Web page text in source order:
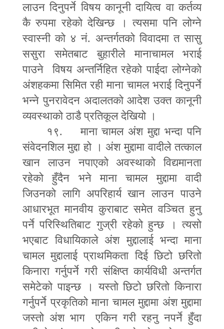
लाउन दिनुपर्ने विषय कानूनी दायित्व वा कर्तव्य
कै रुपमा रहेको देखिन्छ । त्यसमा पनि लोग्ने
स्वास्नी को ४ नं. अन्तर्गतको विवादमा त सासु
ससुरा समेतबाट बुहारीले मानाचामल भराई
पाउने विषय अन्तर्निहित रहेको पाईदा लोग्नेको
अंशहकमा सिमित रही माना चामल भराई दिनुपर्ने
भन्ने पुनरावेदन अदालतको आदेश उक्त कानूनी
व्यवस्थाको ठाडै प्रतिकूल देखियो ।
१९. माना चामल अंश मुद्दा भन्दा पनि
संवेदनशिल मुद्दा हो । अंश मुद्दामा वादीले तत्काल
खान लाउन नपाएको अवस्थाको विद्यमानता
रहेको हुँदैन भने माना चामल मुद्दामा वादी
जिउनको लागि अपरिहार्य खान लाउन पाउने
आधारभूत मानवीय कुराबाट समेत वञ्चित हुनु
पर्ने परिस्थितिबाट गुज्री रहेको हुन्छ । त्यसो
भएबाट विधायिकाले अंश मुद्दालाई भन्दा माना
चामल मुद्दालाई प्राथमिकता दिई छिटो छरितो
किनारा गर्नुपर्ने गरी संक्षिप्त कार्यविधी अन्तर्गत
समेटेको पाइन्छ । यस्तो छिटो छरितो किनारा
गर्नुपर्ने प्रकृतिको माना चामल मुद्दामा अंश मुद्दामा
जस्तो अंश भाग एकिन गरी रहनु नपर्ने हुँदा